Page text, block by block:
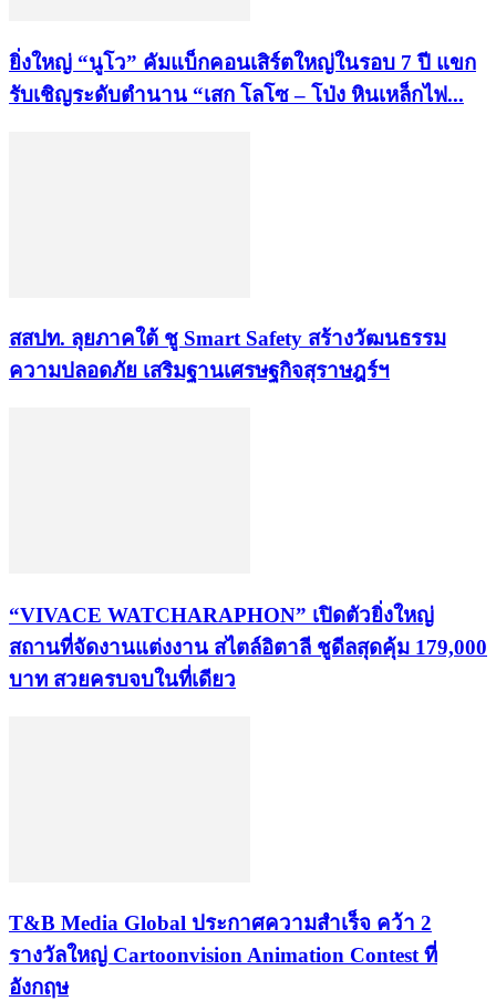
ยิ่งใหญ่ “นูโว” คัมแบ็กคอนเสิร์ตใหญ่ในรอบ 7 ปี แขก
รับเชิญระดับตำนาน “เสก โลโซ – โป่ง หินเหล็กไฟ...
​สสปท. ลุยภาคใต้ ชู Smart Safety สร้างวัฒนธรรม
ความปลอดภัย เสริมฐานเศรษฐกิจสุราษฎร์ฯ
“VIVACE WATCHARAPHON” เปิดตัวยิ่งใหญ่
สถานที่จัดงานแต่งงาน สไตล์อิตาลี ชูดีลสุดคุ้ม 179,000
บาท สวยครบจบในที่เดียว
​T&B Media Global ประกาศความสำเร็จ คว้า 2
รางวัลใหญ่ Cartoonvision Animation Contest ที่
อังกฤษ